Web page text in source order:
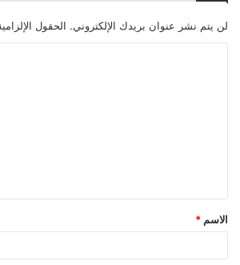
لن يتم نشر عنوان بريدك الإلكتروني. الحقول
ق
*
الاسم *